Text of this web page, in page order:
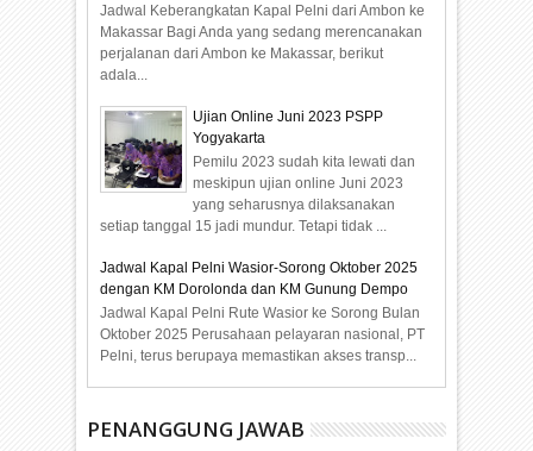
Jadwal Keberangkatan Kapal Pelni dari Ambon ke
Makassar Bagi Anda yang sedang merencanakan
perjalanan dari Ambon ke Makassar, berikut
adala...
Ujian Online Juni 2023 PSPP
Yogyakarta
Pemilu 2023 sudah kita lewati dan
meskipun ujian online Juni 2023
yang seharusnya dilaksanakan
setiap tanggal 15 jadi mundur. Tetapi tidak ...
Jadwal Kapal Pelni Wasior-Sorong Oktober 2025
dengan KM Dorolonda dan KM Gunung Dempo
Jadwal Kapal Pelni Rute Wasior ke Sorong Bulan
Oktober 2025 Perusahaan pelayaran nasional, PT
Pelni, terus berupaya memastikan akses transp...
PENANGGUNG JAWAB